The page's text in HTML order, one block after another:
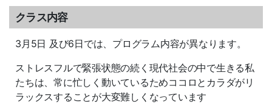
クラス内容
3月5日 及び6日では、プログラム内容が異なります。
ストレスフルで緊張状態の続く現代社会の中で生きる私
たちは、常に忙しく動いているためココロとカラダがリ
ラックスすることが大変難しくなっています